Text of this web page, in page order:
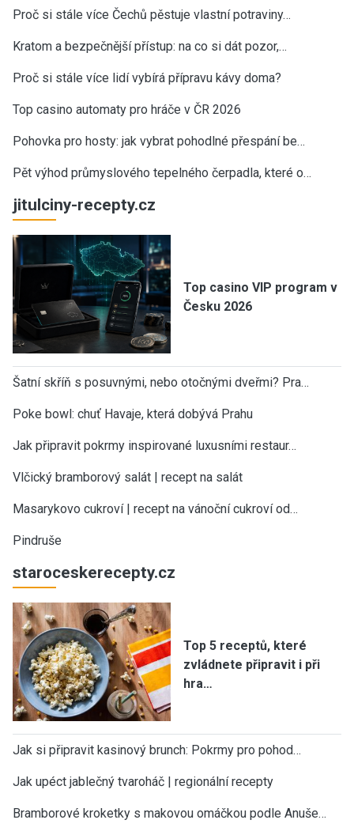
Proč si stále více Čechů pěstuje vlastní potraviny…
Kratom a bezpečnější přístup: na co si dát pozor,…
Proč si stále více lidí vybírá přípravu kávy doma?
Top casino automaty pro hráče v ČR 2026
Pohovka pro hosty: jak vybrat pohodlné přespání be…
Pět výhod průmyslového tepelného čerpadla, které o…
jitulciny-recepty.cz
Top casino VIP program v
Česku 2026
Šatní skříň s posuvnými, nebo otočnými dveřmi? Pra…
Poke bowl: chuť Havaje, která dobývá Prahu
Jak připravit pokrmy inspirované luxusními restaur…
Vlčický bramborový salát | recept na salát
Masarykovo cukroví | recept na vánoční cukroví od…
Pindruše
staroceskerecepty.cz
Top 5 receptů, které
zvládnete připravit i při
hra…
Jak si připravit kasinový brunch: Pokrmy pro pohod…
Jak upéct jablečný tvaroháč | regionální recepty
Bramborové kroketky s makovou omáčkou podle Anuše…